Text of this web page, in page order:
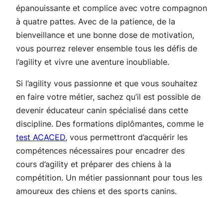
épanouissante et complice avec votre compagnon
à quatre pattes. Avec de la patience, de la
bienveillance et une bonne dose de motivation,
vous pourrez relever ensemble tous les défis de
l’agility et vivre une aventure inoubliable.
Si l’agility vous passionne et que vous souhaitez
en faire votre métier, sachez qu’il est possible de
devenir éducateur canin spécialisé dans cette
discipline. Des formations diplômantes, comme le
test ACACED, vous permettront d’acquérir les
compétences nécessaires pour encadrer des
cours d’agility et préparer des chiens à la
compétition. Un métier passionnant pour tous les
amoureux des chiens et des sports canins.